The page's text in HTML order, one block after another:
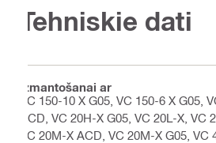
Tehniskie dati
Izmantošanai ar
VC 150-10 X G05, VC 150-6 X G05,
ACD, VC 20H-X G05, VC 20L-X, VC
VC 20M-X ACD, VC 20M-X G05,